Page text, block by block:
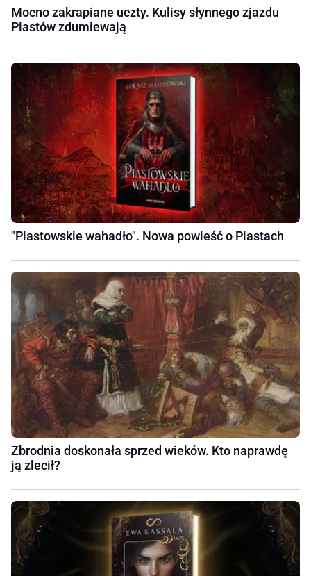
Mocno zakrapiane uczty. Kulisy słynnego zjazdu
Piastów zdumiewają
"Piastowskie wahadło". Nowa powieść o Piastach
Zbrodnia doskonała sprzed wieków. Kto naprawdę
ją zlecił?